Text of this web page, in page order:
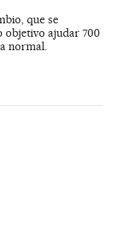
que se
objetivo ajudar 700
normal.